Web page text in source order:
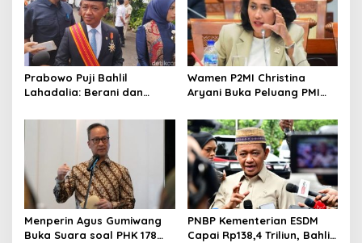
Prabowo Puji Bahlil
Lahadalia: Berani dan
88–89
Wamen P2MI Christina
Aryani Buka Peluang PMI
dan Syaratnya
Menperin Agus Gumiwang
Buka Suara soal PHK 178
PNBP Kementerian ESDM
Capai Rp138,4 Triliun, Bahlil